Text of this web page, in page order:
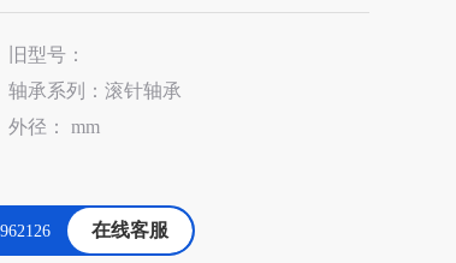
旧型号：
轴承系列：滚针轴承
外径： mm
在线客服